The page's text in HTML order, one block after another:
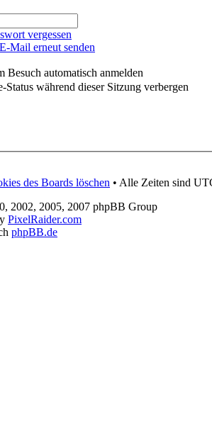
vergessen
Mail erneut senden
Besuch automatisch anmelden
Status während dieser Sitzung verbergen
des Boards löschen • Alle Zeiten sind
2002, 2005, 2007 phpBB Group
PixelRaider.com
phpBB.de